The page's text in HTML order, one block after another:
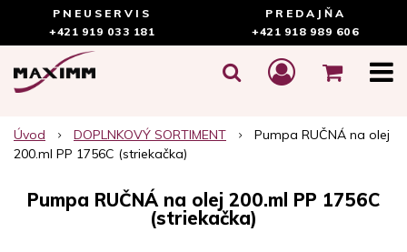
PNEUSERVIS
+421 919 033 181
PREDAJŇA
+421 918 989 606
Úvod DOPLNKOVÝ SORTIMENT
Pumpa RUČNÁ na olej
200.ml PP 1756C (striekačka)
Pumpa RUČNÁ na olej 200.ml PP 1756C
(striekačka)